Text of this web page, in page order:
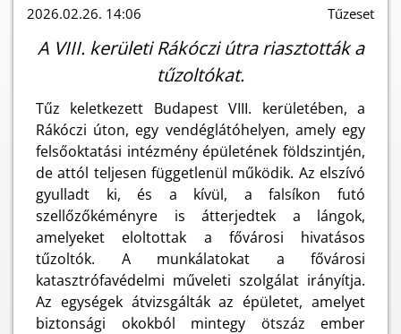
2026.02.26. 14:06 Tűzeset
A VIII. kerületi Rákóczi útra riasztották a
tűzoltókat.
Tűz keletkezett Budapest VIII. kerületében, a
Rákóczi úton, egy vendéglátóhelyen, amely egy
felsőoktatási intézmény épületének földszintjén,
de attól teljesen függetlenül működik. Az elszívó
gyulladt ki, és a kívül, a falsíkon futó
szellőzőkéményre is átterjedtek a lángok,
amelyeket eloltottak a fővárosi hivatásos
tűzoltók. A munkálatokat a fővárosi
katasztrófavédelmi műveleti szolgálat irányítja.
Az egységek átvizsgálták az épületet, amelyet
biztonsági okokból mintegy ötszáz ember